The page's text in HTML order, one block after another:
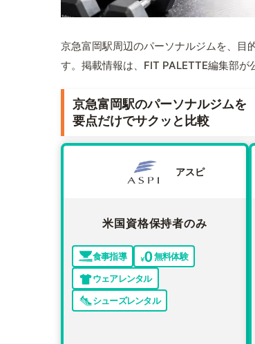
京急富岡駅周辺のパーソナルジムを、目
す。掲載情報は、FIT PALETTE編集部が
京急富岡駅のパーソナルジムを
要点だけでサクッと比較
アスピ
米国資格保持者のみ
食事指導
無料体験
ウェアレンタル
シューズレンタル